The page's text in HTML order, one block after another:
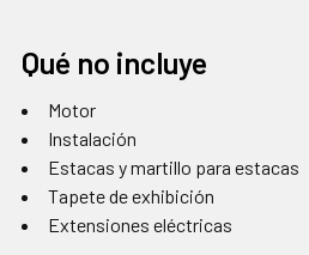
Qué no incluye
Motor
Instalación
Estacas y martillo para estacas
Tapete de exhibición
Extensiones eléctricas